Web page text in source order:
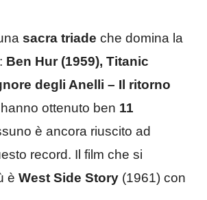
sacra triade che domina la
Ben Hur (1959), Titanic
degli Anelli – Il ritorno
hanno ottenuto ben 11
è ancora riuscito ad
record. Il film che si
è West Side Story (1961) con